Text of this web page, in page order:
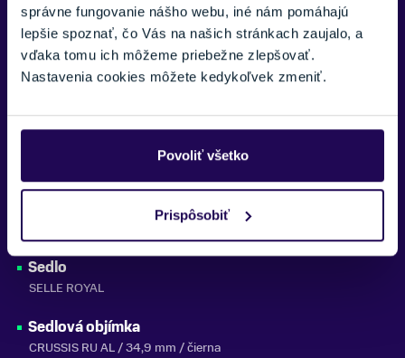
správne fungovanie nášho webu, iné nám pomáhajú
lepšie spoznať, čo Vás na našich stránkach zaujalo, a
vďaka tomu ich môžeme priebežne zlepšovať.
Nastavenia cookies môžete kedykoľvek zmeniť.
Povoliť všetko
Prispôsobiť
Riadidlá
CRUSSIS AL 31,8 mm / šírka 680 mm
Predstavec
Sedlo
SELLE ROYAL
Sedlová objímka
CRUSSIS RU AL / 34,9 mm / čierna